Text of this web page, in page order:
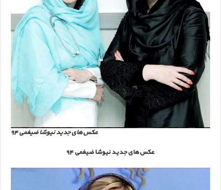
عکس های جدید نیوشا ضیغمی 94
عکس های جدید نیوشا ضیغمی 94